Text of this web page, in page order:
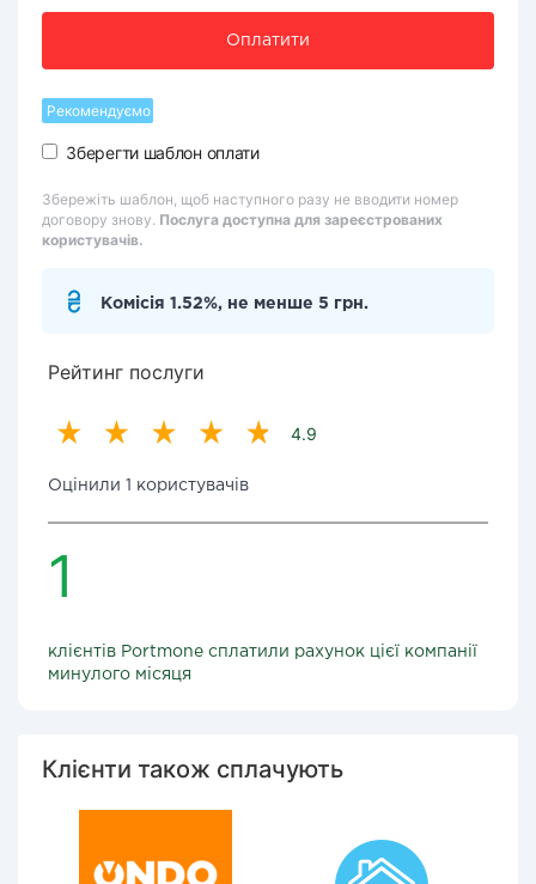
Оплатити
Рекомендуємо
Зберегти шаблон оплати
Збережіть шаблон, щоб наступного разу не вводити номер
договору знову. Послуга доступна для зареєстрованих
користувачів.
Комісія 1.52%, не менше 5 грн.
Рейтинг послуги
4.9
Оцінили 1 користувачів
1
клієнтів Portmone сплатили рахунок цієї компанії
минулого місяця
Клієнти також сплачують